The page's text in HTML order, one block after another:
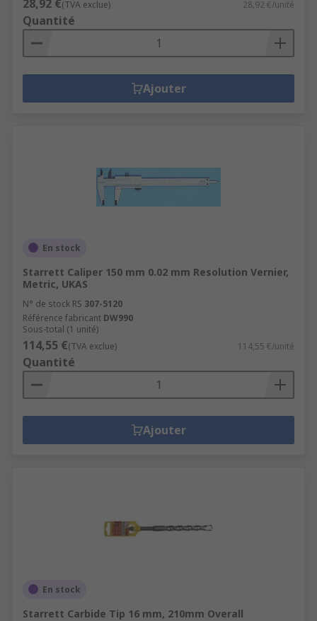
28,92 €(TVA exclue) 28,92 €/unité
Quantité
Ajouter
En stock
Starrett Caliper 150 mm 0.02 mm Resolution Vernier,
Metric, UKAS
N° de stock RS 307-5120
Référence fabricant DW990
Sous-total (1 unité)
114,55 €(TVA exclue) 114,55 €/unité
Quantité
Ajouter
En stock
Starrett Carbide Tip 16 mm, 210mm Overall